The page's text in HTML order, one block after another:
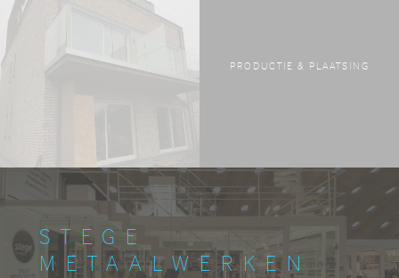
PRODUCTIE & PLAATSING
STEGE
METAALWERKEN